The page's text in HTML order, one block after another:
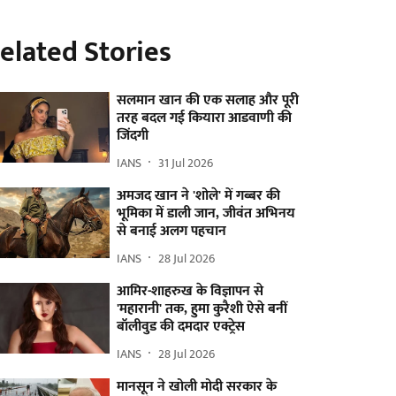
Stories
सलमान खान की एक सलाह और पूरी
तरह बदल गई कियारा आडवाणी की
जिंदगी
IANS 31 Jul 2026
अमजद खान ने 'शोले' में गब्बर की
भूमिका में डाली जान, जीवंत अभिनय
से बनाई अलग पहचान
IANS 28 Jul 2026
आमिर-शाहरुख के विज्ञापन से
'महारानी' तक, हुमा कुरैशी ऐसे बनीं
बॉलीवुड की दमदार एक्ट्रेस
IANS 28 Jul 2026
मानसून ने खोली मोदी सरकार के